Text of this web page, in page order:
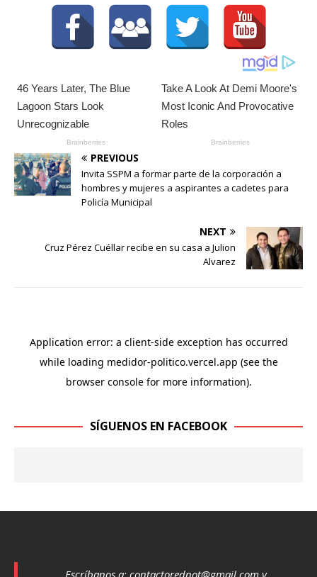
PREVIOUS
Invita SSPM a formar parte de la corporación a
hombres y mujeres a aspirantes a cadetes para
Policía Municipal
NEXT
Cruz Pérez Cuéllar recibe en su casa a Julion
Alvarez
SÍGUENOS EN FACEBOOK
Escríbanos a: contactorednot@gmail.comy